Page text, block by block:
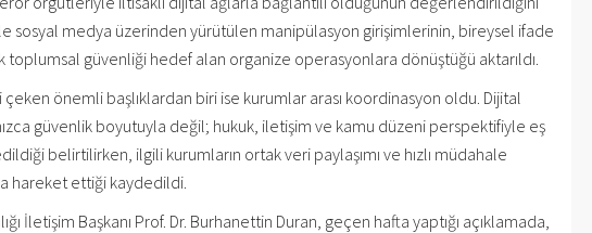
sosyal medya üzerinden yürütülen manipülasyon girişimlerinin, bireysel ifade
toplumsal güvenliği hedef alan organize operasyonlara dönüştüğü aktarıldı.
önemli başlıklardan biri ise kurumlar arası koordinasyon oldu. Dijital
güvenlik boyutuyla değil; hukuk, iletişim ve kamu düzeni perspektifiyle eş
belirtilirken, ilgili kurumların ortak veri paylaşımı ve hızlı müdahale
hareket ettiği kaydedildi.
İletişim Başkanı Prof. Dr. Burhanettin Duran, geçen hafta yaptığı açıklamada,